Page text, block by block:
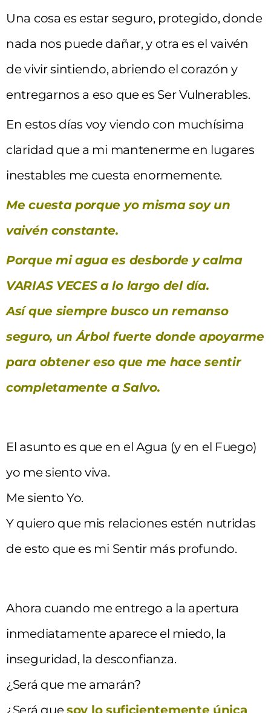
Una cosa es estar seguro, protegido, donde
nada nos puede dañar, y otra es el vaivén
de vivir sintiendo, abriendo el corazón y
entregarnos a eso que es Ser Vulnerables.
En estos días voy viendo con muchísima
claridad que a mi mantenerme en lugares
inestables me cuesta enormemente.
Me cuesta porque yo misma soy un
vaivén constante.
Porque mi agua es desborde y calma
VARIAS VECES a lo largo del día.
Así que siempre busco un remanso
seguro, un Árbol fuerte donde apoyarme
para obtener eso que me hace sentir
completamente a Salvo.
El asunto es que en el Agua (y en el Fuego)
yo me siento viva.
Me siento Yo.
Y quiero que mis relaciones estén nutridas
de esto que es mi Sentir más profundo.
Ahora cuando me entrego a la apertura
inmediatamente aparece el miedo, la
inseguridad, la desconfianza.
¿Será que me amarán?
¿Será quesoy lo suficientemente única